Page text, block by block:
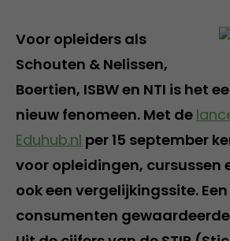
Voor opleiders als
Schouten & Nelissen,
Boertien, ISBW en NTI is het
nieuw fenomeen. Met de
Eduhub.nl per 15 september
voor opleidingen, cursussen
ook een vergelijkingssite.
consumenten